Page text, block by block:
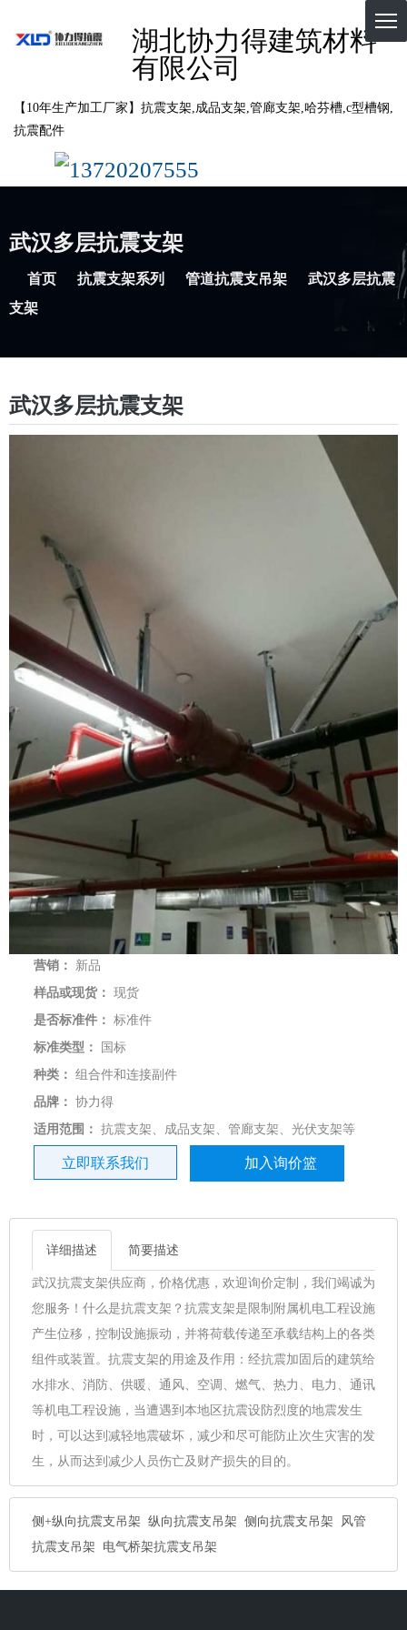
湖北协力得建筑材料
有限公司
【10年生产加工厂家】抗震支架,成品支架,管廊支架,哈芬槽,c型槽钢,
抗震配件
13720207555
武汉多层抗震支架
首页 抗震支架系列 管道抗震支吊架
武汉多层抗震
支架
武汉多层抗震支架
营销：
新品
样品或现货： 现货
是否标准件： 标准件
标准类型：
国标
种类： 组合件和连接副件
品牌： 协力得
适用范围： 抗震支架、成品支架、管廊支架、光伏支架等
立即联系我们 加入询价篮
详细描述 简要描述
武汉抗震支架供应商，价格优惠，欢迎询价定制，我们竭诚为
您服务！什么是抗震支架？抗震支架是限制附属机电工程设施
产生位移，控制设施振动，并将荷载传递至承载结构上的各类
组件或装置。抗震支架的用途及作用：经抗震加固后的建筑给
水排水、消防、供暖、通风、空调、燃气、热力、电力、通讯
等机电工程设施，当遭遇到本地区抗震设防烈度的地震发生
时，可以达到减轻地震破坏，减少和尽可能防止次生灾害的发
生，从而达到减少人员伤亡及财产损失的目的。
侧+纵向抗震支吊架 纵向抗震支吊架 侧向抗震支吊架
风管
抗震支吊架
电气桥架抗震支吊架